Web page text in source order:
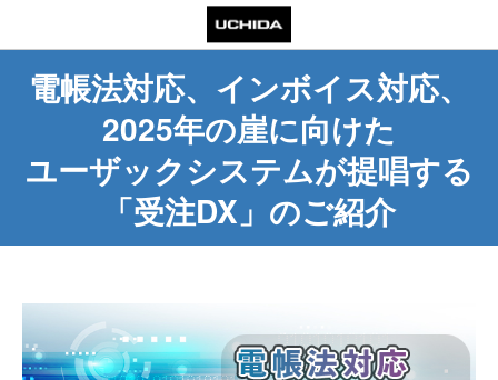
電帳法対応、インボイス対応、
2025年の崖に向けた
ユーザックシステムが提唱する
「受注DX」のご紹介